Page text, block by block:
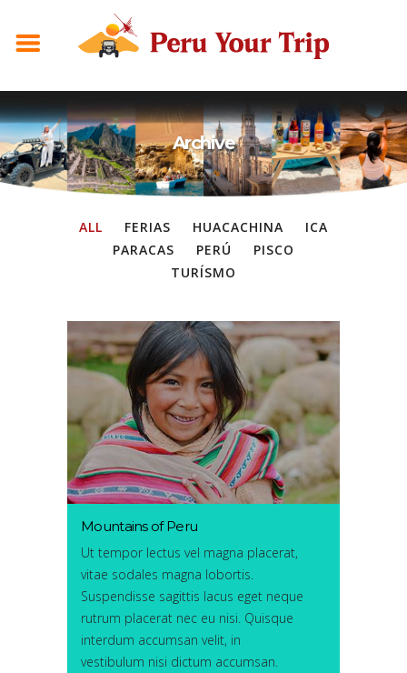
Archive
ALL FERIAS HUACACHINA
ICA
PARACAS
PERÚ
PISCO
TURÍSMO
Mountains of Peru
Ut tempor lectus vel magna placerat,
vitae sodales magna lobortis.
Suspendisse sagittis lacus eget neque
rutrum placerat nec eu nisi. Quisque
interdum accumsan velit, in
vestibulum nisi dictum accumsan.